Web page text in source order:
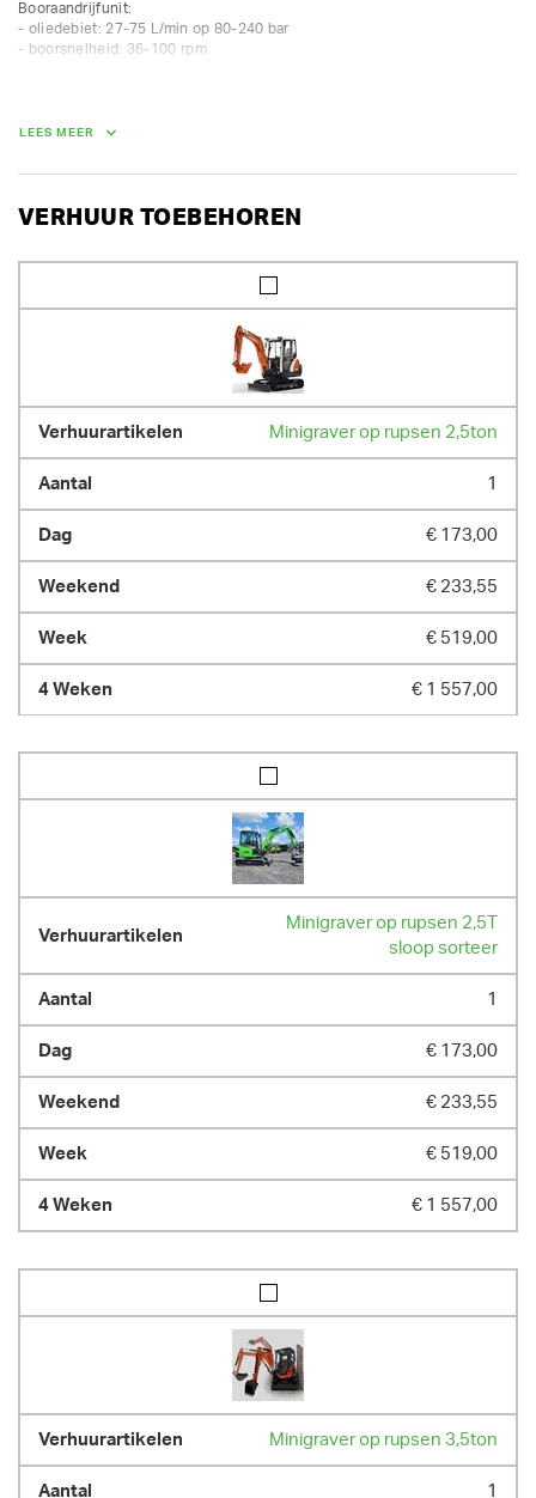
Booraandrijfunit:
- oliedebiet: 27-75 L/min op 80-240 bar
- boorsnelheid: 36-100 rpm
71.00 kg
LEES MEER
VERHUUR TOEBEHOREN
Minigraver op rupsen 2,5ton
1
€ 173,00
€ 233,55
€ 519,00
€ 1 557,00
Minigraver op rupsen 2,5T
sloop sorteer
1
€ 173,00
€ 233,55
€ 519,00
€ 1 557,00
Minigraver op rupsen 3,5ton
1